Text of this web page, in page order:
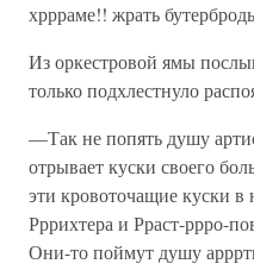
хррраме!! жрать
Из оркестровой ямы
только подхлестнуло
—Так не попять душу
отрывает куски своего
эти кровоточащие куски
Рррихтера и Рраст-ррро-
Они-то поймут душу